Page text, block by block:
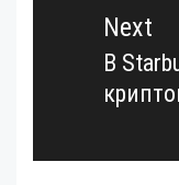
Next
Next
post:
В